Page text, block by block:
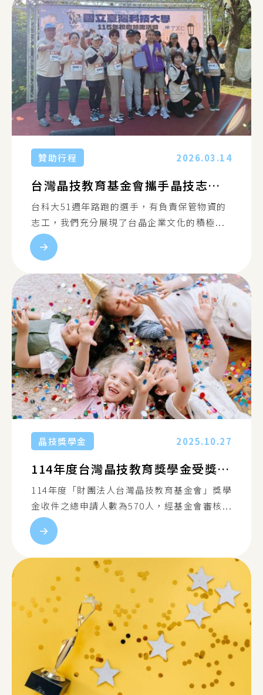
贊助行程 2026.03.14
台灣晶技教育基金會攜手晶技志工社共同參與臺科115年校慶路跑活動
台科大51週年路跑的選手，有負責保管物資的
志工，我們充分展現了台晶企業文化的積極...
晶技獎學金 2025.10.27
114年度台灣晶技教育獎學金受獎名單
114年度「財團法人台灣晶技教育基金會」獎學
金收件之總申請人數為570人，經基金會審核...